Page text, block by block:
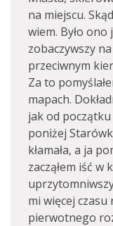
na miejscu.
wiem. Było
zobaczywszy
przeciwnym
Za to
mapach.
jak od początku
poniżej
kłamała, a ja
zacząłem iść w
mi więcej
pierwotnego